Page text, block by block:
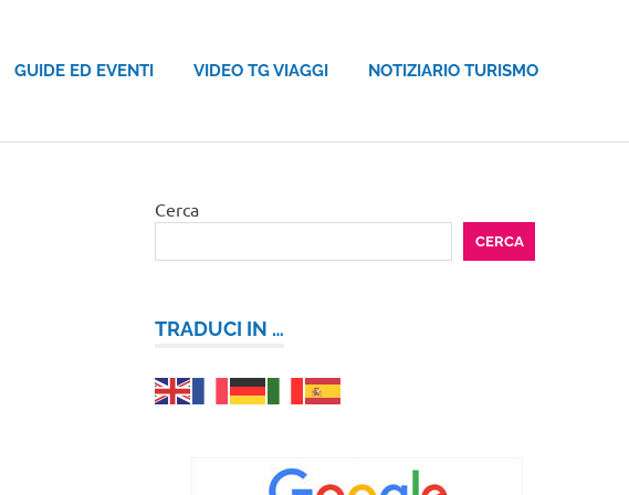
GUIDE ED EVENTI VIDEO TG VIAGGI NOTIZIARIO TURISMO
Cerca
CERCA
TRADUCI IN …